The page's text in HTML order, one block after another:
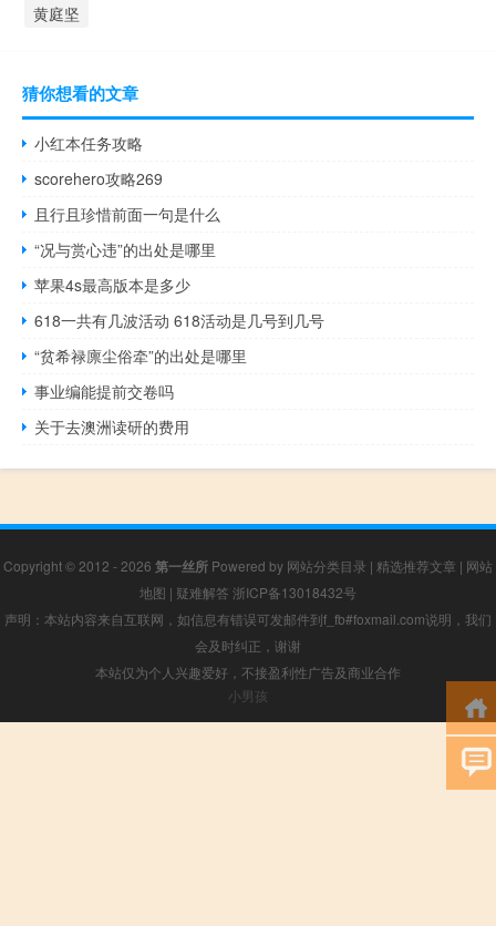
黄庭坚
猜你想看的文章
小红本任务攻略
scorehero攻略269
且行且珍惜前面一句是什么
“况与赏心违”的出处是哪里
苹果4s最高版本是多少
618一共有几波活动 618活动是几号到几号
“贫希禄廪尘俗牵”的出处是哪里
事业编能提前交卷吗
关于去澳洲读研的费用
Copyright © 2012 - 2026 第一丝所 Powered by 网站分类目录 | 精选推荐文章 | 网站
地图 | 疑难解答 浙ICP备13018432号
声明：本站内容来自互联网，如信息有错误可发邮件到f_fb#foxmail.com说明，我们
会及时纠正，谢谢
本站仅为个人兴趣爱好，不接盈利性广告及商业合作
小男孩